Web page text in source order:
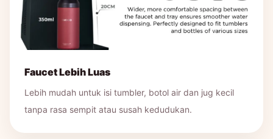
Faucet Lebih Luas
Lebih mudah untuk isi tumbler, botol air dan jug kecil
tanpa rasa sempit atau susah kedudukan.